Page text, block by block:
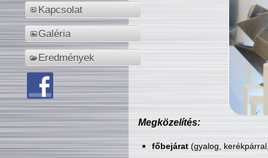
Kapcsolat
Galéria
Eredmények
Megközelítés:
főbejárat(gyalog,